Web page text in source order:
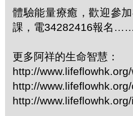
體驗能量療癒，歡迎參
課，電34282416報名
更多阿祥的生命智慧：
http://
http://
http://